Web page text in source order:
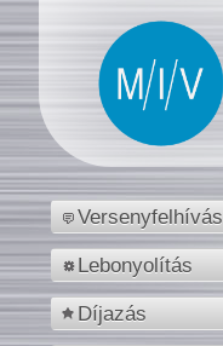
Versenyfelhívás
Lebonyolítás
Díjazás